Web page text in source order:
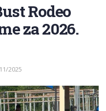
Rodeo
za 2026.
2025